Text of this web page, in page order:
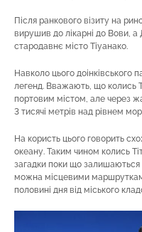
Після ранкового візиту на
вирушив до лікарні до Вови, а
стародавнє місто Тіуанако.
Навколо цього доінківського
легенд. Вважають, що колись
портовим містом, але через
3 тисячі метрів над рівнем
На користь цього говорить
океану. Таким чином колись
загадки поки що залишаються
можна місцевими
половині дня від міського